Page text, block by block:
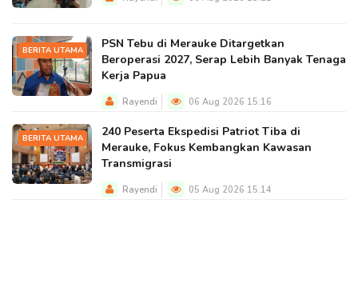
BERITA UTAMA
PSN Tebu di Merauke Ditargetkan
Beroperasi 2027, Serap Lebih Banyak Tenaga
Kerja Papua
Rayendi 06 Aug 2026 15:16
BERITA UTAMA
240 Peserta Ekspedisi Patriot Tiba di
Merauke, Fokus Kembangkan Kawasan
Transmigrasi
Rayendi 05 Aug 2026 15:14